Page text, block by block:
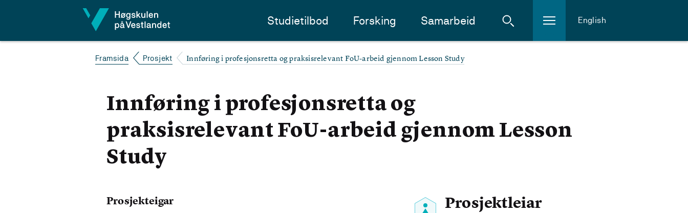
Studietilbod Forsking Samarbeid English
Framsida Prosjekt Innføring i profesjonsretta og praksisrelevant FoU-arbeid gjennom Lesson Study
Innføring i profesjonsretta og
praksisrelevant FoU-arbeid gjennom Lesson
Study
Prosjektleiar
Prosjekteigar